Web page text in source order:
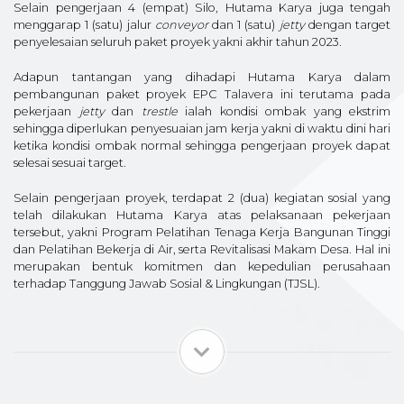
Selain pengerjaan 4 (empat) Silo, Hutama Karya juga tengah
menggarap 1 (satu) jalur conveyordan 1 (satu) jettydengan target
penyelesaian seluruh paket proyek yakni akhir tahun 2023.
Adapun tantangan yang dihadapi Hutama Karya dalam
pembangunan paket proyek EPC Talavera ini terutama pada
pekerjaan jettydan trestleialah kondisi ombak yang ekstrim
sehingga diperlukan penyesuaian jam kerja yakni di waktu dini hari
ketika kondisi ombak normal sehingga pengerjaan proyek dapat
selesai sesuai target.
Selain pengerjaan proyek, terdapat 2 (dua) kegiatan sosial yang
telah dilakukan Hutama Karya atas pelaksanaan pekerjaan
tersebut, yakni Program Pelatihan Tenaga Kerja Bangunan Tinggi
dan Pelatihan Bekerja di Air, serta Revitalisasi Makam Desa. Hal ini
merupakan bentuk komitmen dan kepedulian perusahaan
terhadap Tanggung Jawab Sosial & Lingkungan (TJSL).